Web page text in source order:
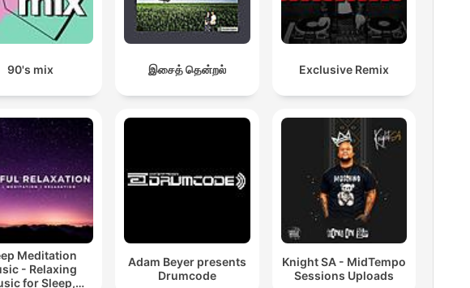
90's mix இசைத் தென்றல் Exclusive Remix
Meditation
- Relaxing
for Sleep,
Adam Beyer presents
Drumcode
Knight SA - MidTempo
Sessions Uploads